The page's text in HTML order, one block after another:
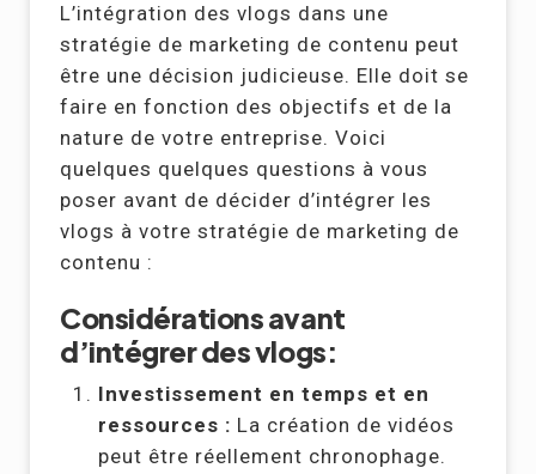
L’intégration des vlogs dans une
stratégie de marketing de contenu peut
être une décision judicieuse. Elle doit se
faire en fonction des objectifs et de la
nature de votre entreprise. Voici
quelques quelques questions à vous
poser avant de décider d’intégrer les
vlogs à votre stratégie de marketing de
contenu :
Considérations avant
d’intégrer des vlogs:
Investissement en temps et en
ressources : La création de vidéos
peut être réellement chronophage.